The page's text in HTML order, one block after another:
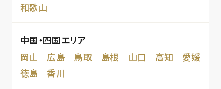
和歌山
中国・四国エリア
岡山
広島 鳥取 島根 山口 高知
愛媛
徳島
香川